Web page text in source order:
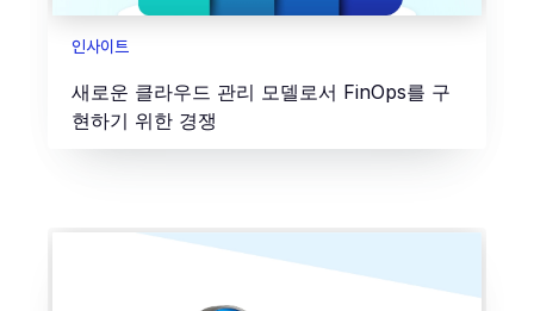
인사이트
새로운 클라우드 관리 모델로서 FinOps를 구
현하기 위한 경쟁